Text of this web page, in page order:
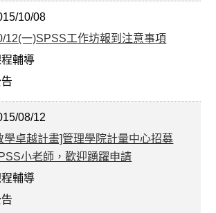
10/08
12(一)SPSS工作坊報到注意事項
輔導
08/12
學卓越計畫]管理學院計量中心招募
小老師，歡迎踴躍申請
輔導